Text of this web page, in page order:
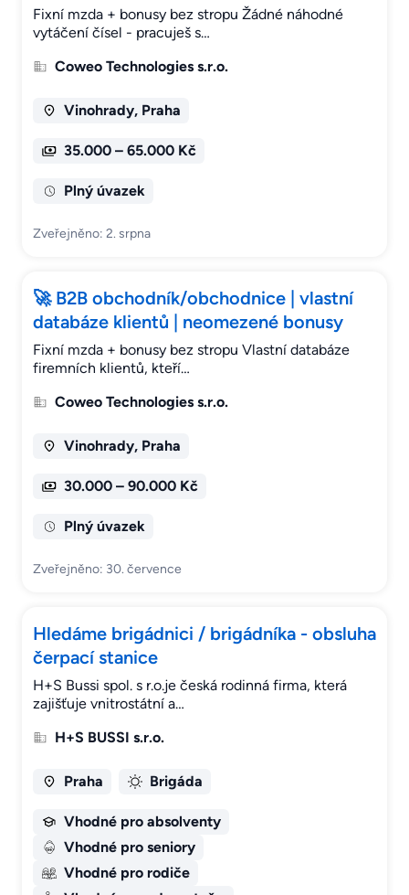
Fixní mzda + bonusy bez stropu Žádné náhodné
vytáčení čísel - pracuješ s…
Coweo Technologies s.r.o.
Vinohrady, Praha
35.000 – 65.000 Kč
Plný úvazek
Zveřejněno: 2. srpna
🚀 B2B obchodník/obchodnice | vlastní
databáze klientů | neomezené bonusy
Fixní mzda + bonusy bez stropu Vlastní databáze
firemních klientů, kteří…
Coweo Technologies s.r.o.
Vinohrady, Praha
30.000 – 90.000 Kč
Plný úvazek
Zveřejněno: 30. července
Hledáme brigádnici / brigádníka - obsluha
čerpací stanice
H+S Bussi spol. s r.o.je česká rodinná firma, která
zajišťuje vnitrostátní a…
H+S BUSSI s.r.o.
Praha Brigáda
Vhodné pro absolventy
Vhodné pro seniory
Vhodné pro rodiče